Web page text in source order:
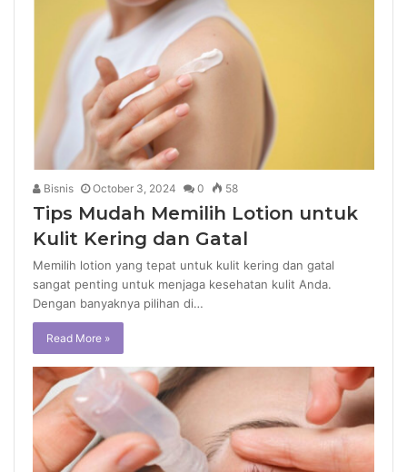
Bisnis October 3, 2024 0 58
Tips Mudah Memilih Lotion untuk
Kulit Kering dan Gatal
Memilih lotion yang tepat untuk kulit kering dan gatal
sangat penting untuk menjaga kesehatan kulit Anda.
Dengan banyaknya pilihan di…
Read More »